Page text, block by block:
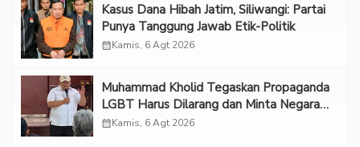
Kasus Dana Hibah Jatim, Siliwangi: Partai
Punya Tanggung Jawab Etik-Politik
calendar_monthKamis, 6 Agt 2026
Muhammad Kholid Tegaskan Propaganda
LGBT Harus Dilarang dan Minta Negara
Melindungi Korban
calendar_monthKamis, 6 Agt 2026